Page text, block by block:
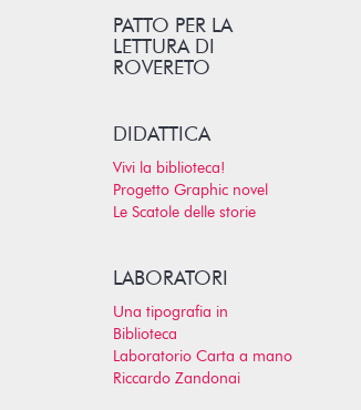
PATTO PER LA
LETTURA DI
ROVERETO
DIDATTICA
Vivi la biblioteca!
Progetto Graphic novel
Le Scatole delle storie
LABORATORI
Una tipografia in
Biblioteca
Laboratorio Carta a mano
Riccardo Zandonai